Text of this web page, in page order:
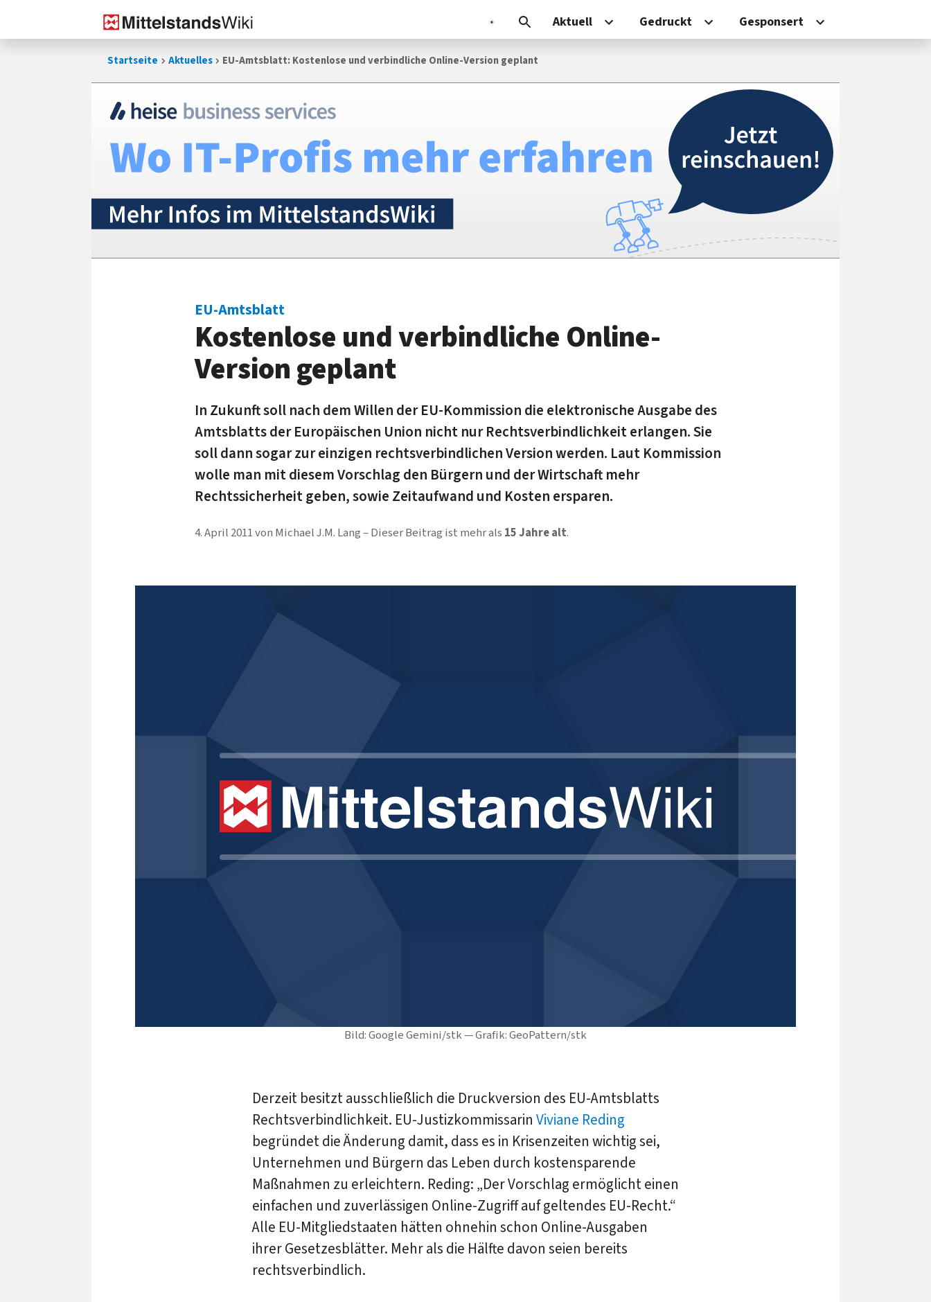
Aktuell Gedruckt Gesponsert
Startseite Aktuelles EU-Amtsblatt: Kostenlose und verbindliche Online-Version geplant
Bild: Google Gemini/stk — Grafik: GeoPattern/stk
EU-Amtsblatt
Kostenlose und verbindliche Online-
Version geplant
In Zukunft soll nach dem Willen der EU-Kommission die elektro­nische Ausgabe des
Amtsblatts der Europäischen Union nicht nur Rechtsverbindlichkeit erlangen. Sie
soll dann sogar zur einzigen rechtsverbindlichen Version werden. Laut Kommission
wolle man mit diesem Vor­schlag den Bürgern und der Wirtschaft mehr
Rechtssicherheit geben, sowie Zeitaufwand und Kosten ersparen.
4. April 2011von Michael J.M. Lang Dieser Beitrag ist mehr als 15 Jahre alt.
Derzeit besitzt ausschließlich die Druckversion des EU-Amtsblatts
Rechtsverbindlichkeit. EU-Justizkommissarin Viviane Reding
begründet die Änderung damit, dass es in Krisenzeiten wichtig sei,
Unternehmen und Bürgern das Leben durch kostensparende
Maßnahmen zu erleichtern. Reding: „Der Vorschlag ermöglicht einen
einfachen und zuverlässigen Online-Zugriff auf geltendes EU-Recht.“
Alle EU-Mitgliedstaaten hätten ohnehin schon Online-Ausgaben
ihrer Gesetzesblätter. Mehr als die Hälfte davon seien bereits
rechtsverbindlich.